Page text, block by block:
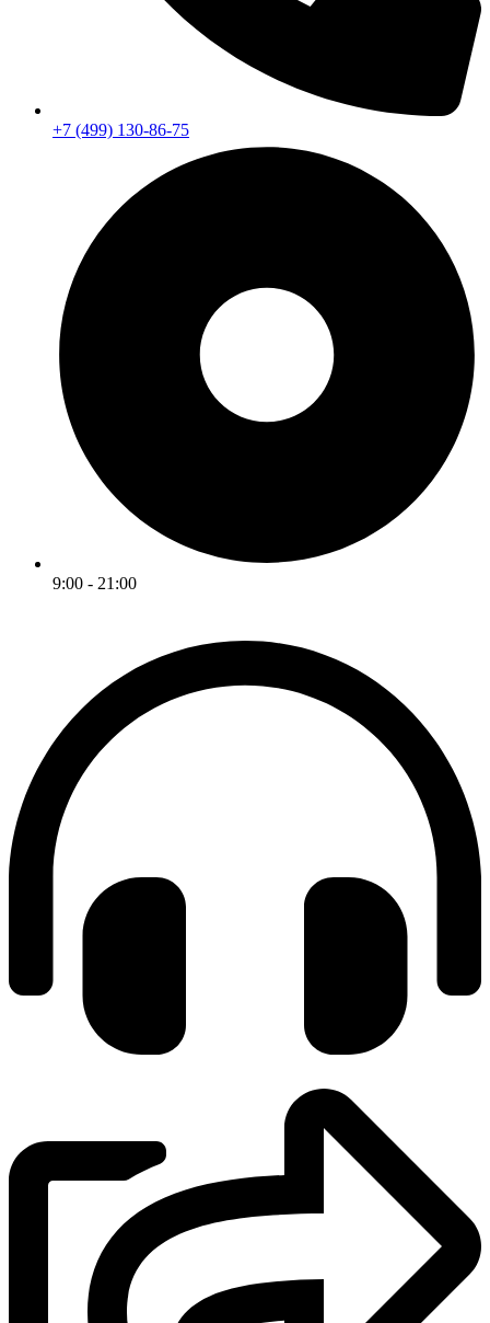
+7 (499) 130-86-75
9:00 - 21:00